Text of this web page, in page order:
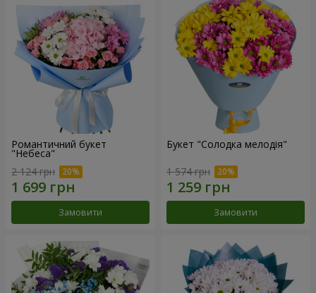
Романтичний букет
"Небеса"
2 124 грн
Замовити
Букет "Солодка мелодія"
1 574 грн
Замовити